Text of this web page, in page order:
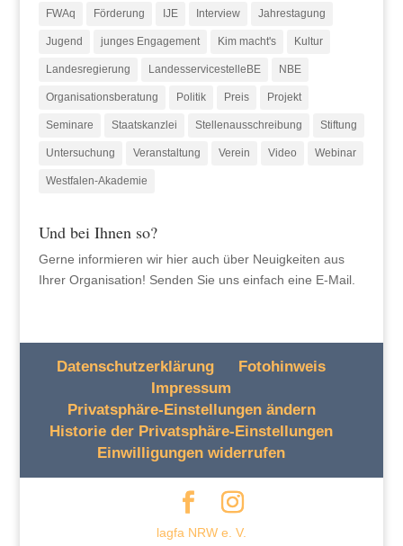
FWAq Förderung IJE Interview Jahrestagung
Jugend junges Engagement Kim macht's Kultur
Landesregierung LandesservicestelleBE NBE
Organisationsberatung Politik Preis Projekt
Seminare Staatskanzlei Stellenausschreibung Stiftung
Untersuchung Veranstaltung Verein Video Webinar
Westfalen-Akademie
Und bei Ihnen so?
Gerne informieren wir hier auch über Neuigkeiten aus
Ihrer Organisation! Senden Sie uns einfach eine E-Mail.
Datenschutzerklärung
Fotohinweis
Impressum
Privatsphäre-Einstellungen ändern
Historie der Privatsphäre-Einstellungen
Einwilligungen widerrufen
lagfa NRW e. V.